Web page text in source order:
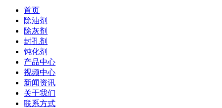
首页
除油剂
除灰剂
封孔剂
钝化剂
产品中心
视频中心
新闻资讯
关于我们
联系方式